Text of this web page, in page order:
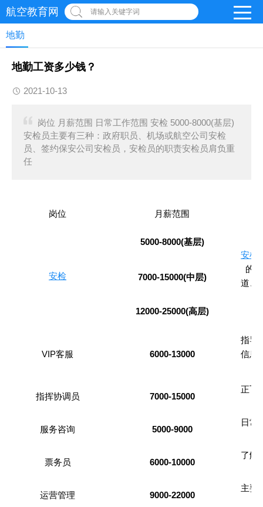
航空教育网 请输入关键字词
地勤
地勤工资多少钱？
2021-10-13
岗位 月薪范围 日常工作范围 安检 5000-8000(基层)
安检员主要有三种：政府职员、机场或航空公司安检
员、签约保安公司安检员，安检员的职责安检员肩负重
任
岗位 月薪范围
安检
5000-8000(基层)
安检
的
道、
7000-15000(中层)
12000-25000(高层)
VIP客服 6000-13000
指导
信息
指挥协调员 7000-15000
正飞
服务咨询 5000-9000
日常
票务员 6000-10000
了解
运营管理 9000-22000
主要